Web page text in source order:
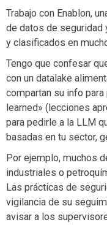
Trabajo con Enablon,
de datos de seguridad
y clasificados en
Tengo que confesar
con un datalake
compartan su info
learned» (lecciones
para pedirle a la LLM
basadas en tu sector,
Por ejemplo, muchos
industriales o
Las prácticas de
vigilancia de su
avisar a los